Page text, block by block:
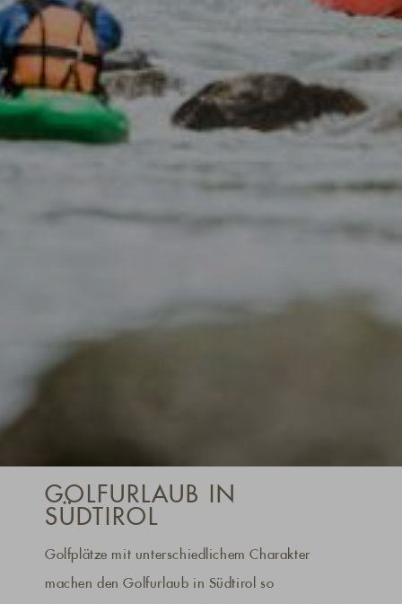
GOLFURLAUB IN
SÜDTIROL
Golfplätze mit unterschiedlichem Charakter
machen den Golfurlaub in Südtirol so